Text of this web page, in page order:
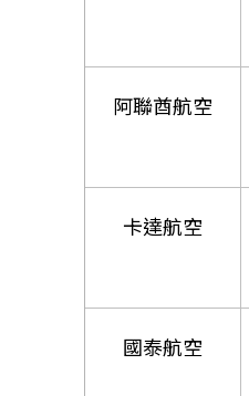
阿聯酋航空
卡達航空
國泰航空